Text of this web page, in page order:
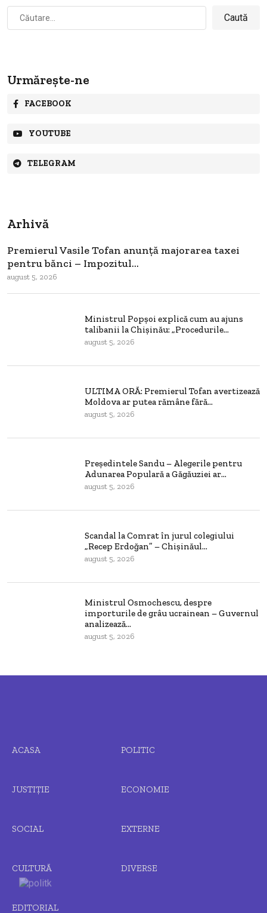
Caută
după:
Urmărește-ne
FACEBOOK
YOUTUBE
TELEGRAM
Arhivă
Premierul Vasile Tofan anunță majorarea taxei
pentru bănci – Impozitul...
august 5, 2026
Ministrul Popșoi explică cum au ajuns
talibanii la Chișinău: „Procedurile...
august 5, 2026
ULTIMA ORĂ: Premierul Tofan avertizează
Moldova ar putea rămâne fără...
august 5, 2026
Președintele Sandu – Alegerile pentru
Adunarea Populară a Găgăuziei ar...
august 5, 2026
Scandal la Comrat în jurul colegiului
„Recep Erdoğan” – Chișinăul...
august 5, 2026
Ministrul Osmochescu, despre
importurile de grâu ucrainean – Guvernul
analizează...
august 5, 2026
ACASA POLITIC
JUSTIȚIE ECONOMIE
SOCIAL EXTERNE
CULTURĂ DIVERSE
EDITORIAL